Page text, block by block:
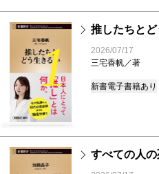
1
推したちと
2026/07/17
三宅香帆／著
新書電子書籍あり
すべての人